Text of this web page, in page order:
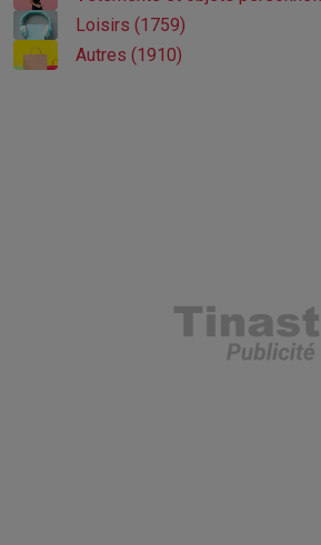
Loisirs (1759)
Autres (1910)